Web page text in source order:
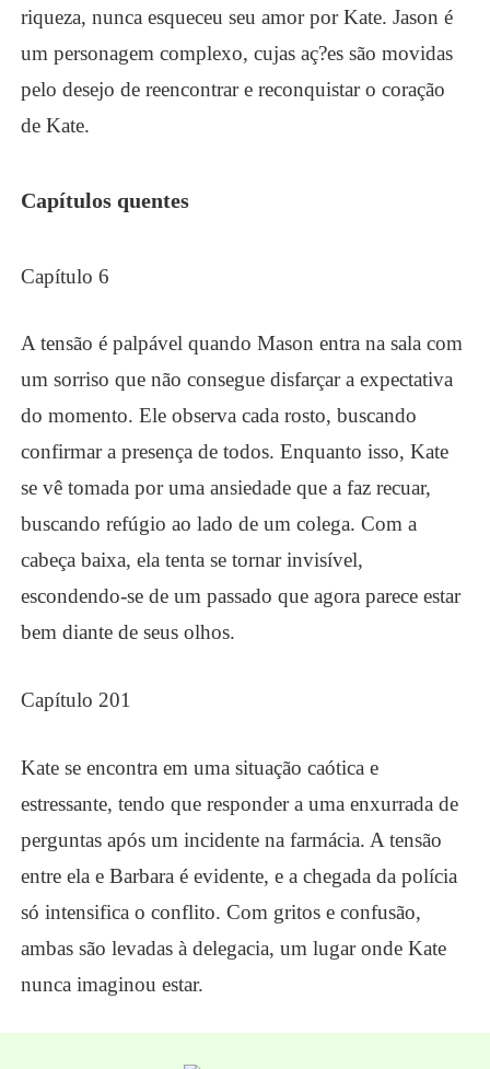
riqueza, nunca esqueceu seu amor por Kate. Jason é
um personagem complexo, cujas aç?es são movidas
pelo desejo de reencontrar e reconquistar o coração
de Kate.
Capítulos quentes
Capítulo 6
A tensão é palpável quando Mason entra na sala com
um sorriso que não consegue disfarçar a expectativa
do momento. Ele observa cada rosto, buscando
confirmar a presença de todos. Enquanto isso, Kate
se vê tomada por uma ansiedade que a faz recuar,
buscando refúgio ao lado de um colega. Com a
cabeça baixa, ela tenta se tornar invisível,
escondendo-se de um passado que agora parece estar
bem diante de seus olhos.
Capítulo 201
Kate se encontra em uma situação caótica e
estressante, tendo que responder a uma enxurrada de
perguntas após um incidente na farmácia. A tensão
entre ela e Barbara é evidente, e a chegada da polícia
só intensifica o conflito. Com gritos e confusão,
ambas são levadas à delegacia, um lugar onde Kate
nunca imaginou estar.